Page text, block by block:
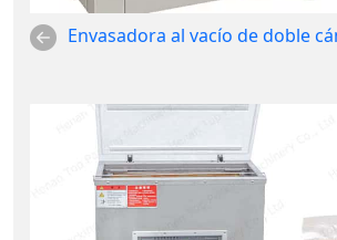
Envasadora al vacío de doble